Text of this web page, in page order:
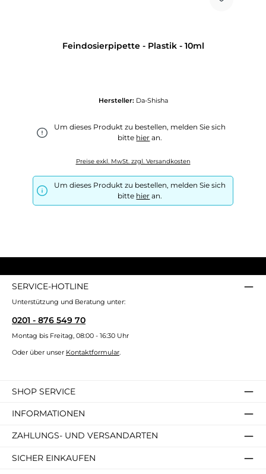
Feindosierpipette - Plastik - 10ml
Hersteller: Da-Shisha
Um dieses Produkt zu bestellen, melden Sie sich
bitte hier an.
Preise exkl. MwSt. zzgl. Versandkosten
Um dieses Produkt zu bestellen, melden Sie sich
bitte hier an.
SERVICE-HOTLINE
Unterstützung und Beratung unter:
0201 - 876 549 70
Montag bis Freitag, 08:00 - 16:30 Uhr
Oder über unser Kontaktformular.
SHOP SERVICE
INFORMATIONEN
ZAHLUNGS- UND VERSANDARTEN
SICHER EINKAUFEN